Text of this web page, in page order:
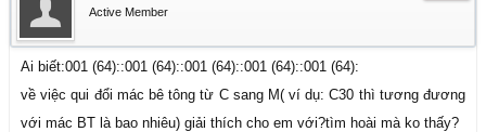
Active Member
Ai biết:001 (64)::001 (64)::001 (64)::001 (64)::001 (64):
về việc qui đổi mác bê tông từ C sang M( ví dụ: C30 thì tương đương
với mác BT là bao nhiêu) giải thích cho em với?tìm hoài mà ko thấy?